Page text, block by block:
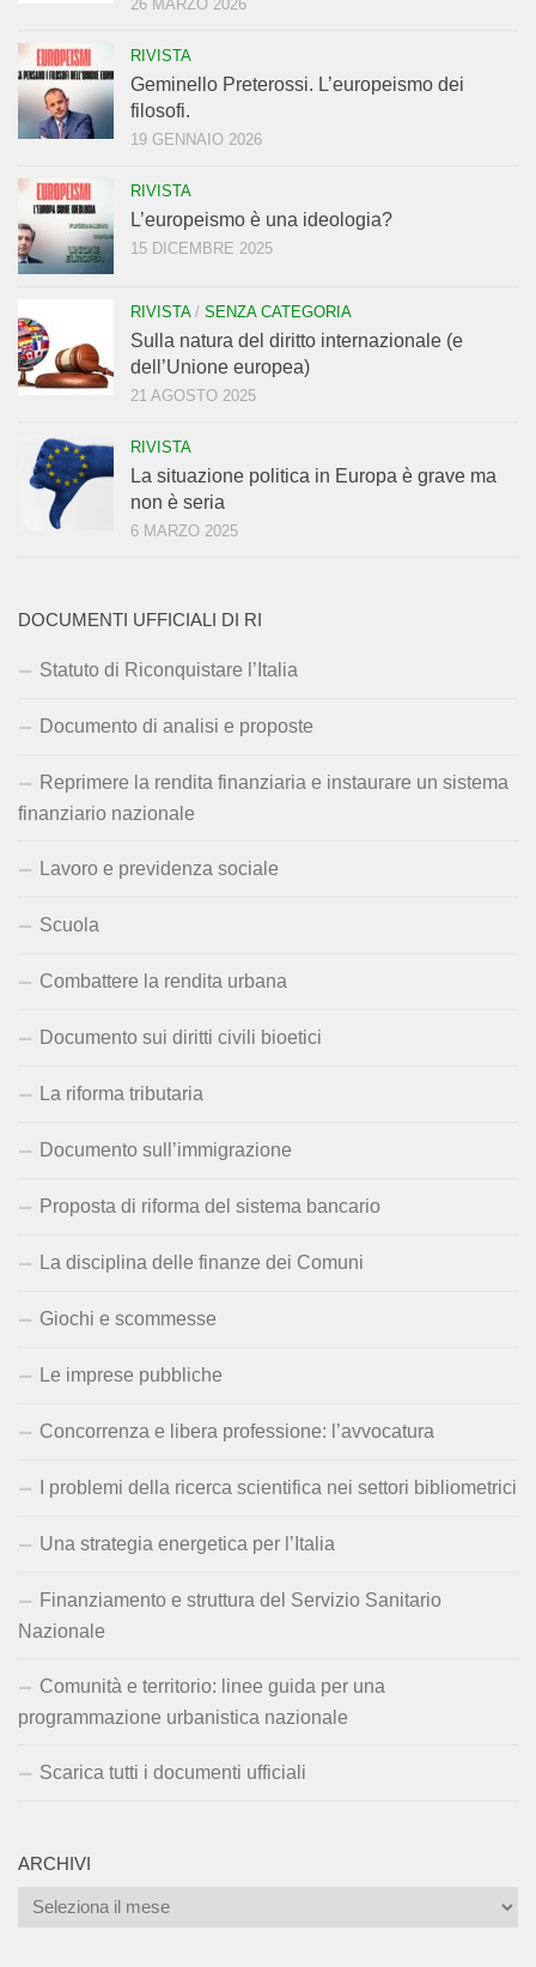
26 MARZO 2026
RIVISTA
Geminello Preterossi. L’europeismo dei
filosofi.
19 GENNAIO 2026
RIVISTA
L’europeismo è una ideologia?
15 DICEMBRE 2025
RIVISTA/ SENZA CATEGORIA
Sulla natura del diritto internazionale (e
dell’Unione europea)
21 AGOSTO 2025
RIVISTA
La situazione politica in Europa è grave ma
non è seria
6 MARZO 2025
DOCUMENTI UFFICIALI DI RI
Statuto di Riconquistare l’Italia
Documento di analisi e proposte
Reprimere la rendita finanziaria e instaurare un sistema
finanziario nazionale
Lavoro e previdenza sociale
Scuola
Combattere la rendita urbana
Documento sui diritti civili bioetici
La riforma tributaria
Documento sull’immigrazione
Proposta di riforma del sistema bancario
La disciplina delle finanze dei Comuni
Giochi e scommesse
Le imprese pubbliche
Concorrenza e libera professione: l’avvocatura
I problemi della ricerca scientifica nei settori bibliometrici
Una strategia energetica per l’Italia
Finanziamento e struttura del Servizio Sanitario
Nazionale
Comunità e territorio: linee guida per una
programmazione urbanistica nazionale
Scarica tutti i documenti ufficiali
ARCHIVI
Archivi